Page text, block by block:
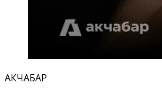
АКЧАБАР